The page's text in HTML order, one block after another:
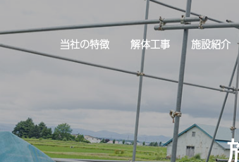
当社の特徴 解体工事 施設紹介